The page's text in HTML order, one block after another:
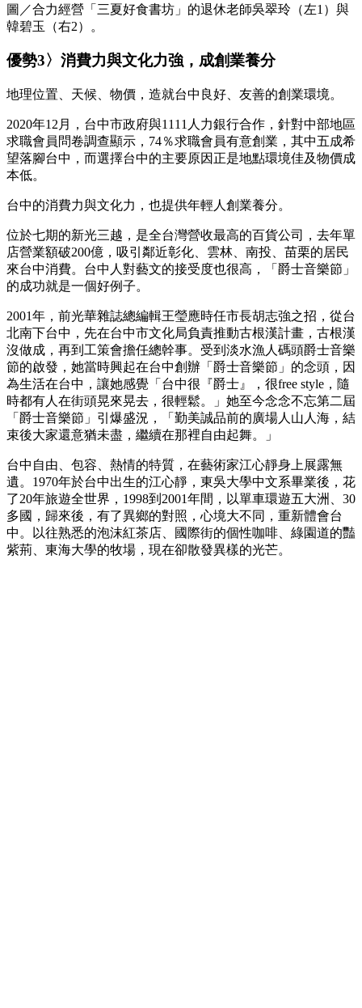
圖／合力經營「三夏好食書坊」的退休老師吳翠玲（左1）與
韓碧玉（右2）。
優勢3〉消費力與文化力強，成創業養分
地理位置、天候、物價，造就台中良好、友善的創業環境。
2020年12月，台中市政府與1111人力銀行合作，針對中部地區
求職會員問卷調查顯示，74％求職會員有意創業，其中五成希
望落腳台中，而選擇台中的主要原因正是地點環境佳及物價成
本低。
台中的消費力與文化力，也提供年輕人創業養分。
位於七期的新光三越，是全台灣營收最高的百貨公司，去年單
店營業額破200億，吸引鄰近彰化、雲林、南投、苗栗的居民
來台中消費。台中人對藝文的接受度也很高，「爵士音樂節」
的成功就是一個好例子。
2001年，前光華雜誌總編輯王瑩應時任市長胡志強之招，從台
北南下台中，先在台中市文化局負責推動古根漢計畫，古根漢
沒做成，再到工策會擔任總幹事。受到淡水漁人碼頭爵士音樂
節的啟發，她當時興起在台中創辦「爵士音樂節」的念頭，因
為生活在台中，讓她感覺「台中很『爵士』，很free style，隨
時都有人在街頭晃來晃去，很輕鬆。」她至今念念不忘第二屆
「爵士音樂節」引爆盛況，「勤美誠品前的廣場人山人海，結
束後大家還意猶未盡，繼續在那裡自由起舞。」
台中自由、包容、熱情的特質，在藝術家江心靜身上展露無
遺。1970年於台中出生的江心靜，東吳大學中文系畢業後，花
了20年旅遊全世界，1998到2001年間，以單車環遊五大洲、30
多國，歸來後，有了異鄉的對照，心境大不同，重新體會台
中。以往熟悉的泡沫紅茶店、國際街的個性咖啡、綠園道的豔
紫荊、東海大學的牧場，現在卻散發異樣的光芒。